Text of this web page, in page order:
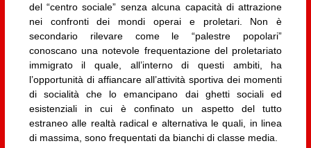
del “centro sociale” senza alcuna capacità di attrazione
nei confronti dei mondi operai e proletari. Non è
secondario rilevare come le “palestre popolari”
conoscano una notevole frequentazione del proletariato
immigrato il quale, all’interno di questi ambiti, ha
l’opportunità di affiancare all’attività sportiva dei momenti
di socialità che lo emancipano dai ghetti sociali ed
esistenziali in cui è confinato un aspetto del tutto
estraneo alle realtà radical e alternativa le quali, in linea
di massima, sono frequentati da bianchi di classe media.